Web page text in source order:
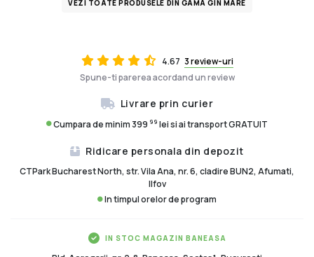
4.67 3 review-uri
Spune-ti parerea acordand un review
Livrare prin curier
Cumpara de minim 399 99 lei si ai transport GRATUIT
Ridicare personala din depozit
CTPark Bucharest North, str. Vila Ana, nr. 6, cladire BUN2, Afumati,
Ilfov
In timpul orelor de program
IN STOC MAGAZIN BANEASA
VEZI TOATE PRODUSELE DIN GAMA GIN MARE